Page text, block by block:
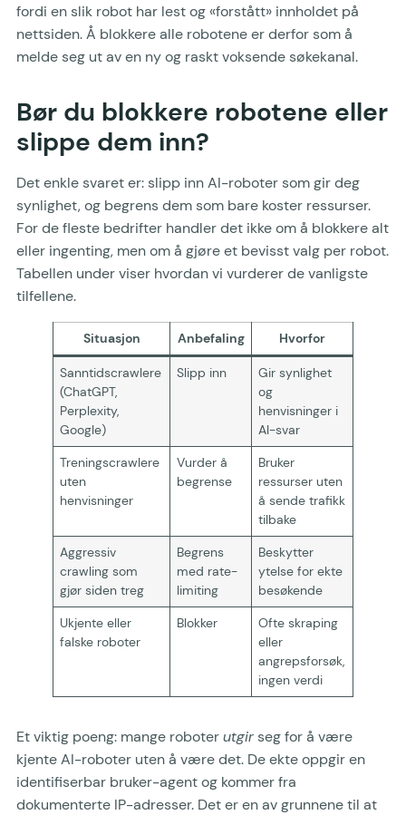
fordi en slik robot har lest og «forstått» innholdet på
nettsiden. Å blokkere alle robotene er derfor som å
melde seg ut av en ny og raskt voksende søkekanal.
Bør du blokkere robotene eller
slippe dem inn?
Det enkle svaret er: slipp inn AI-roboter som gir deg
synlighet, og begrens dem som bare koster ressurser.
For de fleste bedrifter handler det ikke om å blokkere alt
eller ingenting, men om å gjøre et bevisst valg per robot.
Tabellen under viser hvordan vi vurderer de vanligste
tilfellene.
Situasjon Anbefaling Hvorfor
Sanntidscrawlere
(ChatGPT,
Perplexity,
Google)
Slipp inn
Gir synlighet
og
henvisninger i
AI-svar
Treningscrawlere
uten
henvisninger
Vurder å
begrense
Bruker
ressurser uten
å sende trafikk
tilbake
Aggressiv
crawling som
gjør siden treg
Begrens
med rate-
limiting
Beskytter
ytelse for ekte
besøkende
Ukjente eller
falske roboter
Blokker
Ofte skraping
eller
angrepsforsøk,
ingen verdi
Et viktig poeng: mange roboterutgirseg for å være
kjente AI-roboter uten å være det. De ekte oppgir en
identifiserbar bruker-agent og kommer fra
dokumenterte IP-adresser. Det er en av grunnene til at